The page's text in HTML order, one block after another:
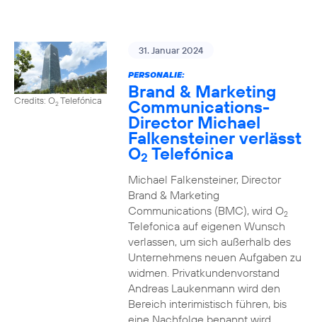
Credits: O2Telefónica
31. Januar 2024
PERSONALIE:
Brand & Marketing
Communications-
Director Michael
Falkensteiner verlässt
O2 Telefónica
Michael Falkensteiner, Director
Brand & Marketing
Communications (BMC), wird O2
Telefonica auf eigenen Wunsch
verlassen, um sich außerhalb des
Unternehmens neuen Aufgaben zu
widmen. Privatkundenvorstand
Andreas Laukenmann wird den
Bereich interimistisch führen, bis
eine Nachfolge benannt wird.